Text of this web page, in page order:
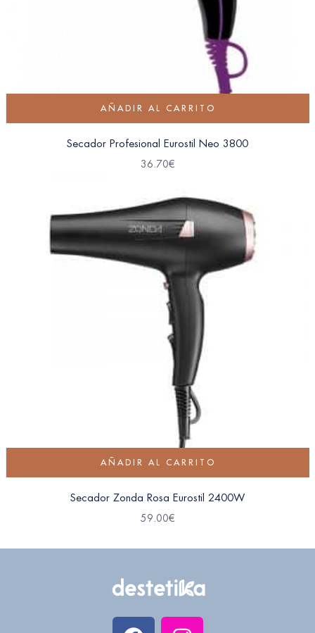
AÑADIR AL CARRITO
Secador Profesional Eurostil Neo 3800
36.70€
AÑADIR AL CARRITO
Secador Zonda Rosa Eurostil 2400W
59.00€